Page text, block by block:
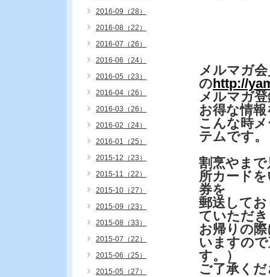
メルマガ
のhttp://
メルマガ
お得な情
こんな時
テムです。
割烹やま
所カード
券を
郵送して
ていただ
お帰りの
いますの
す。）
ご了承く
2016-09（28）
2016-08（22）
2016-07（26）
2016-06（24）
2016-05（23）
2016-04（26）
2016-03（26）
2016-02（24）
2016-01（25）
2015-12（23）
2015-11（22）
2015-10（27）
2015-09（23）
2015-08（33）
2015-07（22）
2015-06（25）
2015-05（27）